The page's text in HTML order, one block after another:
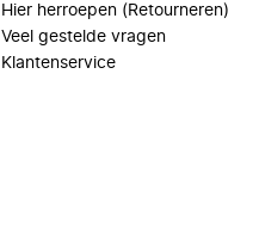
Hier herroepen (Retourneren)
Veel gestelde vragen
Klantenservice